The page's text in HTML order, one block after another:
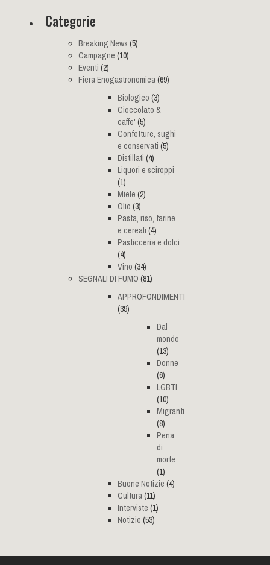
Categorie
Breaking News (5)
Campagne (10)
Eventi (2)
Fiera Enogastronomica(69)
Biologico (3)
Cioccolato &
caffe' (5)
Confetture, sughi
e conservati (5)
Distillati (4)
Liquori e sciroppi
(1)
Miele (2)
Olio (3)
Pasta, riso, farine
e cereali (4)
Pasticceria e dolci
(4)
Vino (34)
SEGNALI DI FUMO (81)
APPROFONDIMENTI
(39)
Dal
mondo
(13)
Donne
(6)
LGBTI
(10)
Migranti
(8)
Pena
di
morte
(1)
Buone Notizie (4)
Cultura(11)
Interviste (1)
Notizie (53)